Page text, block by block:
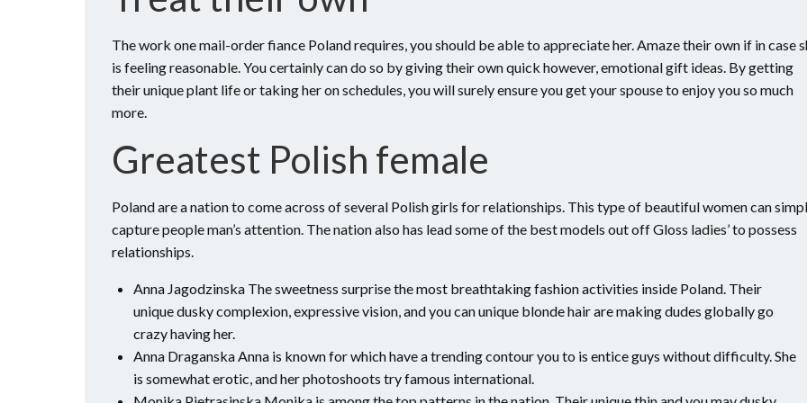
The work one mail-order fiance Poland requires, you should be able to appreciate her. Amaze their own if in case
is feeling reasonable. You certainly can do so by giving their own quick however, emotional gift ideas. By getting
their unique plant life or taking her on schedules, you will surely ensure you get your spouse to enjoy you so much
more.
Greatest Polish female
Poland are a nation to come across of several Polish girls for relationships. This type of beautiful women can
capture people man’s attention. The nation also has lead some of the best models out off Gloss ladies’ to possess
relationships.
Anna Jagodzinska The sweetness surprise the most breathtaking fashion activities inside Poland. Their
unique dusky complexion, expressive vision, and you can unique blonde hair are making dudes globally go
crazy having her.
Anna Draganska Anna is known for which have a trending contour you to is entice guys without difficulty. She
is somewhat erotic, and her photoshoots try famous international.